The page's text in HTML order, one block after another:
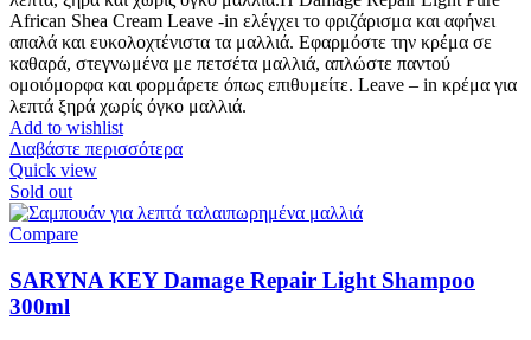
African Shea Cream Leave -in ελέγχει το φριζάρισμα και αφήνει
απαλά και ευκολοχτένιστα τα μαλλιά. Εφαρμόστε την κρέμα σε
καθαρά, στεγνωμένα με πετσέτα μαλλιά, απλώστε παντού
ομοιόμορφα και φορμάρετε όπως επιθυμείτε. Leave – in κρέμα για
λεπτά ξηρά χωρίς όγκο μαλλιά.
Add to wishlist
Διαβάστε περισσότερα
Quick view
Sold out
Compare
SARYNA KEY Damage Repair Light Shampoo
300ml